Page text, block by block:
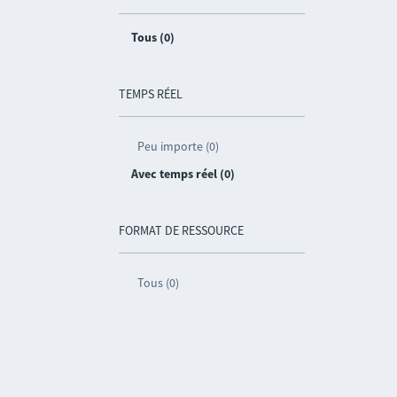
Tous (0)
TEMPS RÉEL
Peu importe (0)
Avec temps réel (0)
FORMAT DE RESSOURCE
Tous (0)